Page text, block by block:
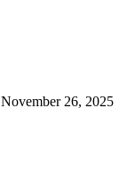
November 26, 2025